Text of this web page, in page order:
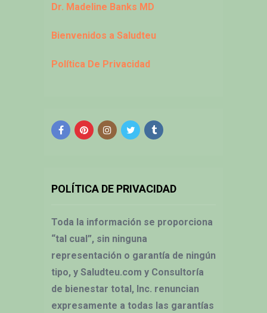
Dr. Madeline Banks MD
Bienvenidos a Saludteu
Política De Privacidad
POLÍTICA DE PRIVACIDAD
Toda la información se proporciona
“tal cual”, sin ninguna
representación o garantía de ningún
tipo, y Saludteu.com y Consultoría
de bienestar total, Inc. renuncian
expresamente a todas las garantías